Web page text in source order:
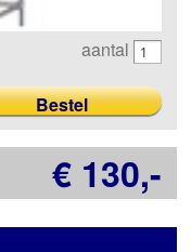
aantal
€ 130,-